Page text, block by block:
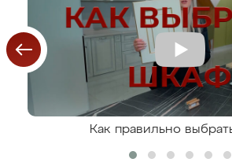
Как правильно